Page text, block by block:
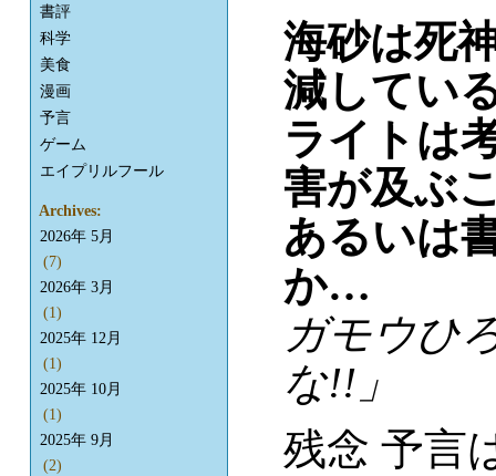
海砂は死
減してい
ライトは
害が及ぶ
あるいは
か…
ガモウひ
な!!」
残念 予言
書評
科学
美食
漫画
予言
ゲーム
エイプリルフール
Archives:
2026年 5月
(7)
2026年 3月
(1)
2025年 12月
(1)
2025年 10月
(1)
2025年 9月
(2)